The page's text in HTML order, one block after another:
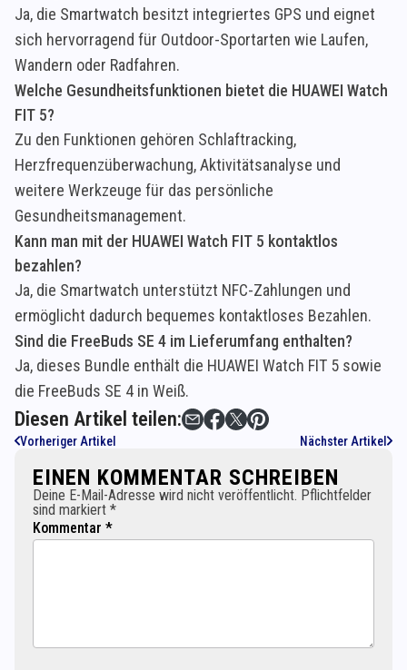
Ja, die Smartwatch besitzt integriertes GPS und eignet
sich hervorragend für Outdoor-Sportarten wie Laufen,
Wandern oder Radfahren.
Welche Gesundheitsfunktionen bietet die HUAWEI Watch
FIT 5?
Zu den Funktionen gehören Schlaftracking,
Herzfrequenzüberwachung, Aktivitätsanalyse und
weitere Werkzeuge für das persönliche
Gesundheitsmanagement.
Kann man mit der HUAWEI Watch FIT 5 kontaktlos
bezahlen?
Ja, die Smartwatch unterstützt NFC-Zahlungen und
ermöglicht dadurch bequemes kontaktloses Bezahlen.
Sind die FreeBuds SE 4 im Lieferumfang enthalten?
Ja, dieses Bundle enthält die HUAWEI Watch FIT 5 sowie
die FreeBuds SE 4 in Weiß.
Diesen Artikel teilen:
Vorheriger Artikel Nächster Artikel
EINEN KOMMENTAR SCHREIBEN
Deine E-Mail-Adresse wird nicht veröffentlicht. Pflichtfelder
sind markiert *
Kommentar *